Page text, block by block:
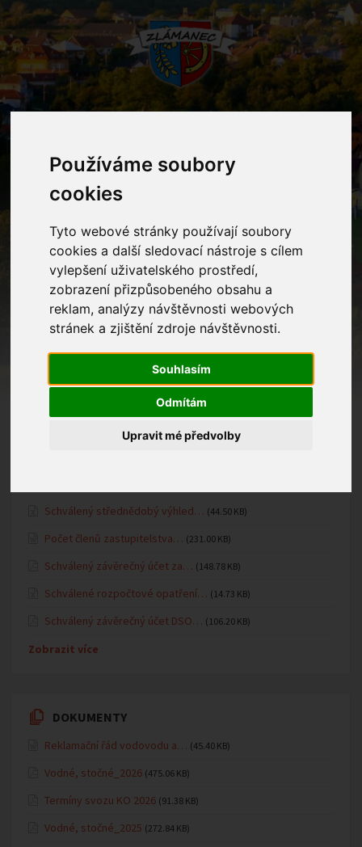
Používáme soubory
cookies
Tyto webové stránky používají soubory
cookies a další sledovací nástroje s cílem
vylepšení uživatelského prostředí,
zobrazení přizpůsobeného obsahu a
reklam, analýzy návštěvnosti webových
stránek a zjištění zdroje návštěvnosti.
Souhlasím
Odmítám
Upravit mé předvolby
Mateřská škola
Mateřská škola
Kontakty
Ostatní informace
Oznámení MŠ
Schválený střednědobý výhled… (44.50 KB)
Počet členů zastupitelstva… (231.00 KB)
Schválený závěrečný účet za… (148.78 KB)
Schválené rozpočtové opatření… (14.73 KB)
Schválený závěrečný účet DSO… (106.20 KB)
Zobrazit více
DOKUMENTY
Reklamační řád vodovodu a… (45.40 KB)
Vodné, stočné_2026 (475.06 KB)
Termíny svozu KO 2026 (91.38 KB)
Vodné, stočné_2025 (272.84 KB)